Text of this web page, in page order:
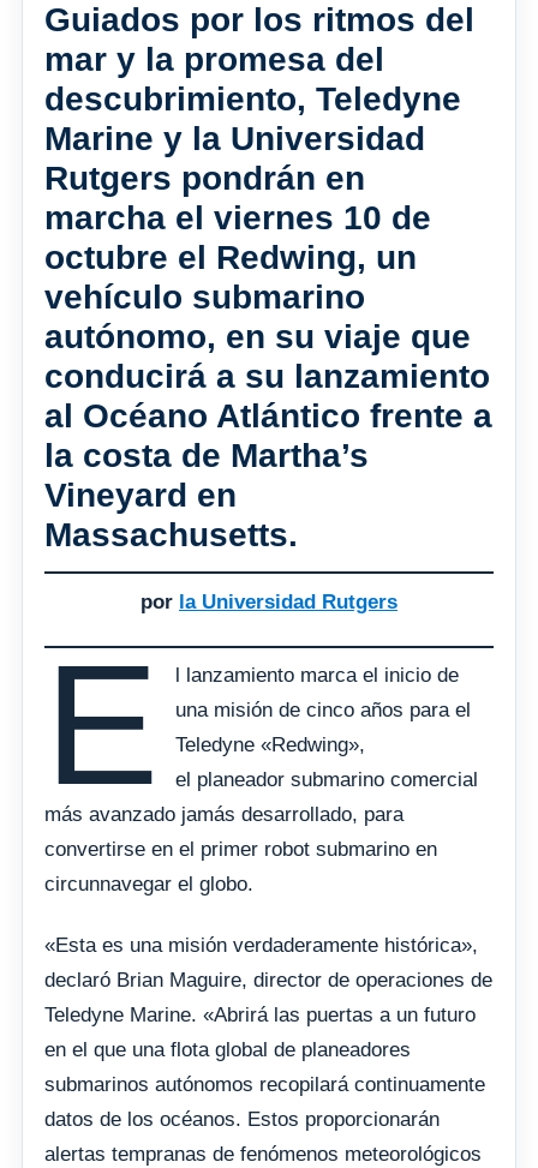
Guiados por los ritmos del
mar y la promesa del
descubrimiento, Teledyne
Marine y la Universidad
Rutgers pondrán en
marcha el viernes 10 de
octubre el Redwing, un
vehículo submarino
autónomo, en su viaje que
conducirá a su lanzamiento
al Océano Atlántico frente a
la costa de Martha’s
Vineyard en
Massachusetts.
por la Universidad Rutgers
E
l lanzamiento marca el inicio de
una misión de cinco años para el
Teledyne «Redwing»,
el planeador submarino comercial
más avanzado jamás desarrollado, para
convertirse en el primer robot submarino en
circunnavegar el globo.
«Esta es una misión verdaderamente histórica»,
declaró Brian Maguire, director de operaciones de
Teledyne Marine. «Abrirá las puertas a un futuro
en el que una flota global de planeadores
submarinos autónomos recopilará continuamente
datos de los océanos. Estos proporcionarán
alertas tempranas de fenómenos meteorológicos